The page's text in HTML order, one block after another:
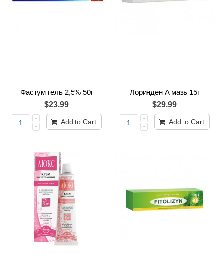
Фастум гель 2,5% 50г
$23.99
Add to Cart
Лоринден A мазь 15г
$29.99
Add to Cart